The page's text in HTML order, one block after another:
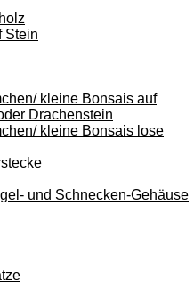
Stein
kleine Bonsais auf
Drachenstein
kleine Bonsais lose
und Schnecken-Gehäuse